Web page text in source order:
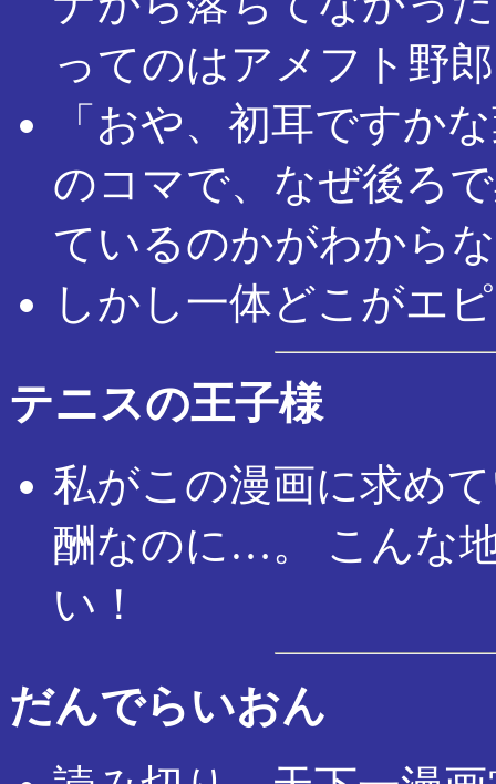
ってのはアメフト野
「おや、初耳ですか
のコマで、なぜ後ろ
ているのかがわから
しかし一体どこがエ
テニスの王子様
私がこの漫画に求め
酬なのに…。 こんな
い！
だんでらいおん